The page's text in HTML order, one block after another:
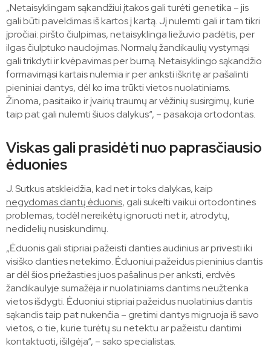
„Netaisyklingam sąkandžiui įtakos gali turėti genetika – jis
gali būti paveldimas iš kartos į kartą. Jį nulemti gali ir tam tikri
įpročiai: piršto čiulpimas, netaisyklinga liežuvio padėtis, per
ilgas čiulptuko naudojimas. Normalų žandikaulių vystymąsi
gali trikdyti ir kvėpavimas per burną. Netaisyklingo sąkandžio
formavimąsi kartais nulemia ir per anksti iškritę ar pašalinti
pieniniai dantys, dėl ko ima trūkti vietos nuolatiniams.
Žinoma, pasitaiko ir įvairių traumų ar vėžinių susirgimų, kurie
taip pat gali nulemti šiuos dalykus“, – pasakoja ortodontas.
Viskas gali prasidėti nuo paprasčiausio
ėduonies
J. Sutkus atskleidžia, kad net ir toks dalykas, kaip
negydomas dantų ėduonis, gali sukelti vaikui ortodontines
problemas, todėl nereikėtų ignoruoti net ir, atrodytų,
nedidelių nusiskundimų.
„Ėduonis gali stipriai pažeisti danties audinius ar privesti iki
visiško danties netekimo. Ėduoniui pažeidus pieninius dantis
ar dėl šios priežasties juos pašalinus per anksti, erdvės
žandikaulyje sumažėja ir nuolatiniams dantims neužtenka
vietos išdygti. Ėduoniui stipriai pažeidus nuolatinius dantis
sąkandis taip pat nukenčia – gretimi dantys migruoja iš savo
vietos, o tie, kurie turėtų su netektu ar pažeistu dantimi
kontaktuoti, išilgėja“, – sako specialistas.